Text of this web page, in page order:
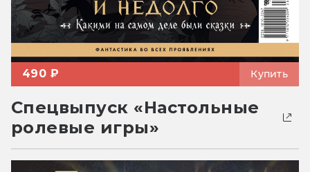
490 ₽ Купить
Спецвыпуск «Настольные
ролевые игры»